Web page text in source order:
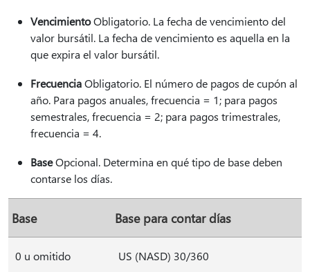
VencimientoObligatorio. La fecha de vencimiento del
valor bursátil. La fecha de vencimiento es aquella en la
que expira el valor bursátil.
FrecuenciaObligatorio. El número de pagos de cupón al
año. Para pagos anuales, frecuencia = 1; para pagos
semestrales, frecuencia = 2; para pagos trimestrales,
frecuencia = 4.
BaseOpcional. Determina en qué tipo de base deben
contarse los días.
Base Base para contar días
0 u omitido US (NASD) 30/360